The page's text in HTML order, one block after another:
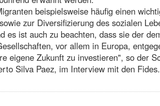
beispielsweise häufig einen
zur Diversifizierung des sozialen
es ist auch zu beachten, dass sie der
vor allem in Europa,
eigene Zukunft zu investieren", so der
Silva Paez, im Interview mit den Fides.